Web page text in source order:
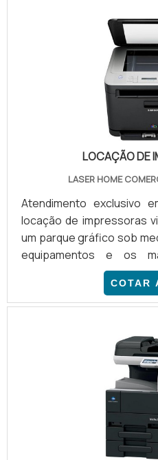
equipamentos possuem
modernidade e,
apresentar os melhores
LOCAÇÃO DE
LASER HOME
Atendimento exclusivo
locação de impressoras
um parque gráfico sob
equipamentos e os
impressoras, para que
agilidade, redução
suprimentos, sem ter o
de outsourcing de
vantagens aos clientes:
quem usa os
COTAR